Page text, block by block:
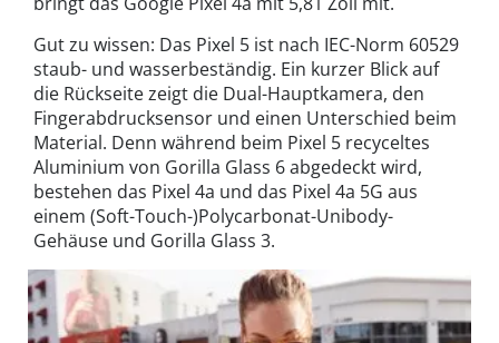
Gut zu wissen: Das Pixel 5 ist nach IEC-Norm 60529
staub- und wasserbeständig. Ein kurzer Blick auf
die Rückseite zeigt die Dual-Hauptkamera, den
Fingerabdrucksensor und einen Unterschied beim
Material. Denn während beim Pixel 5 recyceltes
Aluminium von Gorilla Glass 6 abgedeckt wird,
bestehen das Pixel 4a und das Pixel 4a 5G aus
einem (Soft-Touch-)Polycarbonat-Unibody-
Gehäuse und Gorilla Glass 3.